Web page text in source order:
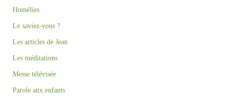
Homélies
Le saviez-vous ?
Les articles de Jean
Les méditations
Messe télévisée
Parole aux enfants